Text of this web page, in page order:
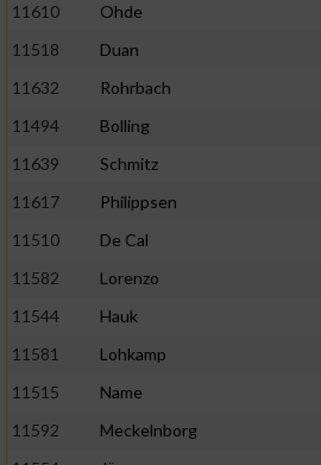
11610
Ohde
11518
Duan
11632
Rohrbach
11494
Bolling
11639
Schmitz
11617
Philippsen
11510
De Cal
11582
Lorenzo
11544
Hauk
11581
Lohkamp
11515
Name
11592
Meckelnborg